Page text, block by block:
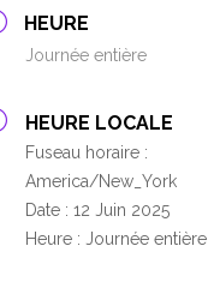
HEURE
Journée entière
HEURE LOCALE
Fuseau horaire :
America/New_York
Date : 12 Juin 2025
Heure : Journée entière